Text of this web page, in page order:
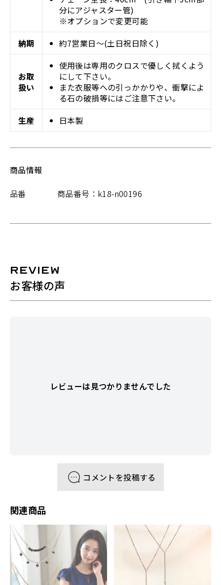
分にアジャスター管)
※オプションで変更可能
納期
約7営業日～(土日祝日除く)
お取
扱い
使用後は専用のクロスで優しく拭くよう
にして下さい。
また衣服等への引っかかりや、衝撃によ
る石の破損等にはご注意下さい。
生産
日本製
商品情報
品番
商品番号：k18-n00196
REVIEW
お客様の声
レビューは見つかりませんでした
コメントを投稿する
関連商品